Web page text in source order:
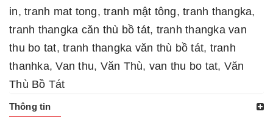
in, tranh mat tong, tranh mật tông, tranh thangka,
tranh thangka căn thù bồ tát, tranh thangka van
thu bo tat, tranh thangka văn thù bồ tát, tranh
thanhka,Van thu, Văn Thù, van thu bo tat, Văn
Thù Bồ Tát
Thông tin